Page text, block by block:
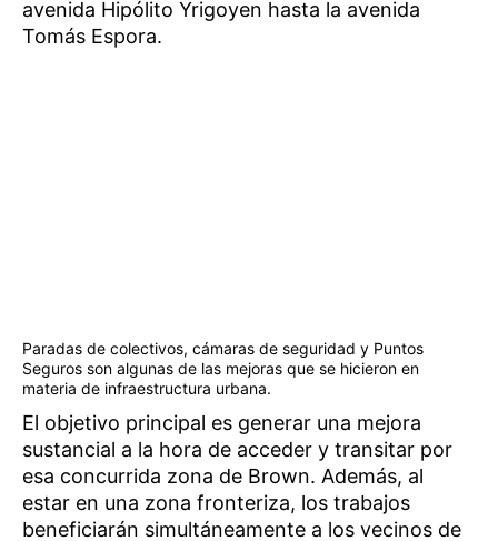
avenida Hipólito Yrigoyen hasta la avenida
Tomás Espora.
Paradas de colectivos, cámaras de seguridad y Puntos
Seguros son algunas de las mejoras que se hicieron en
materia de infraestructura urbana.
El objetivo principal es generar una mejora
sustancial a la hora de acceder y transitar por
esa concurrida zona de Brown. Además, al
estar en una zona fronteriza, los trabajos
beneficiarán simultáneamente a los vecinos de